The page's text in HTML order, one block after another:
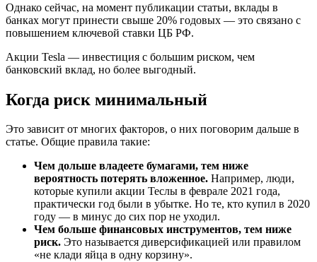
Однако сейчас, на момент публикации статьи, вклады в
банках могут принести свыше 20% годовых — это связано с
повышением ключевой ставки ЦБ РФ.
Акции Tesla — инвестиция с большим риском, чем
банковский вклад, но более выгодный.
Когда риск минимальный
Это зависит от многих факторов, о них поговорим дальше в
статье. Общие правила такие:
Чем дольше владеете бумагами, тем ниже
вероятность потерять вложенное. Например, люди,
которые купили акции Теслы в феврале 2021 года,
практически год были в убытке. Но те, кто купил в 2020
году — в минус до сих пор не уходил.
Чем больше финансовых инструментов, тем ниже
риск. Это называется диверсификацией или правилом
«не клади яйца в одну корзину».